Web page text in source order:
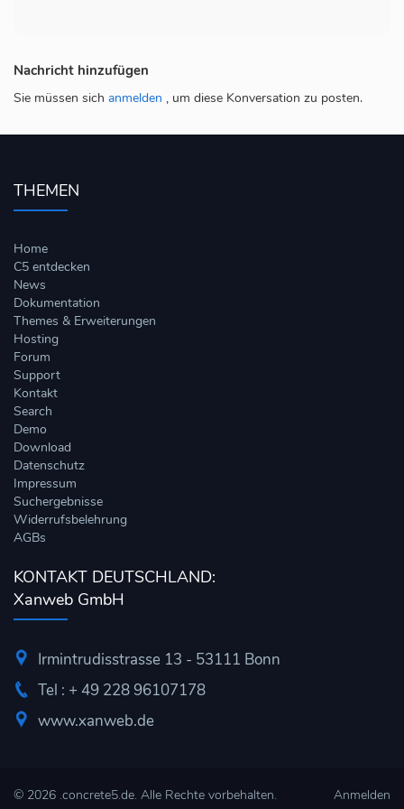
Nachricht hinzufügen
Sie müssen sich anmelden , um diese Konversation zu posten.
THEMEN
Home
C5 entdecken
News
Dokumentation
Themes & Erweiterungen
Hosting
Forum
Support
Kontakt
Search
Demo
Download
Datenschutz
Impressum
Suchergebnisse
Widerrufsbelehrung
AGBs
KONTAKT DEUTSCHLAND:
Xanweb GmbH
Irmintrudisstrasse 13 - 53111 Bonn
Tel : + 49 228 96107178
www.xanweb.de
© 2026 .concrete5.de. Alle Rechte vorbehalten. Anmelden